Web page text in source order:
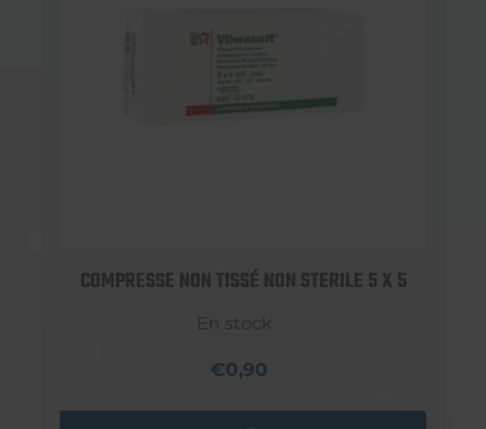
COMPRESSE NON TISSÉ NON STERILE 5 X 5
En stock
€0,90